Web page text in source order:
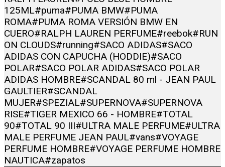
125ML#puma#PUMA BMW#PUMA
ROMA#PUMA ROMA VERSIÓN BMW EN
CUERO#RALPH LAUREN PERFUME#reebok#RUN
ON CLOUDS#running#SACO ADIDAS#SACO
ADIDAS CON CAPUCHA (HODDIE)#SACO
POLAR#SACO POLAR ADIDAS#SACO POLAR
ADIDAS HOMBRE#SCANDAL 80 ml - JEAN PAUL
GAULTIER#SCANDAL
MUJER#SPEZIAL#SUPERNOVA#SUPERNOVA
RISE#TIGER MEXICO 66 - HOMBRE#TOTAL
90#TOTAL 90 III#ULTRA MALE PERFUME#ULTRA
MALE PERFUME JEAN PAUL#vans#VOYAGE
PERFUME HOMBRE#VOYAGE PERFUME HOMBRE
NAUTICA#zapatos